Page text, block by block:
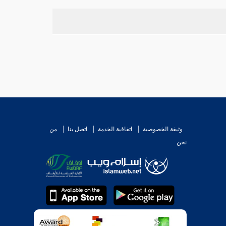
وكذبوا ؟ قال : صدقوا قد طاف رسول الله صلى
وثيقة الخصوصية اتفاقية الخدمة اتصل بنا
من
نحن